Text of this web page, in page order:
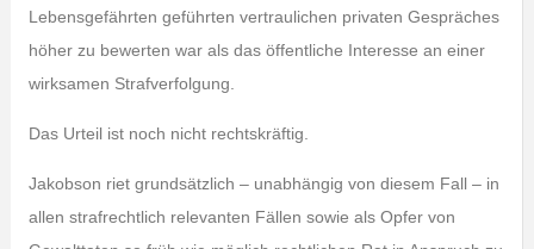
Lebensgefährten geführten vertraulichen privaten Gespräches
höher zu bewerten war als das öffentliche Interesse an einer
wirksamen Strafverfolgung.
Das Urteil ist noch nicht rechtskräftig.
Jakobson riet grundsätzlich – unabhängig von diesem Fall – in
allen strafrechtlich relevanten Fällen sowie als Opfer von